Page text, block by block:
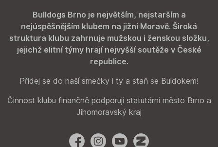
Bulldogs Brno je největším, nejstarším a
nejúspěšnějším klubem na jižní Moravě. Široká
struktura klubu zahrnuje mužskou i ženskou složku,
jejichž elitní týmy hrají nejvyšší soutěže v České
republice.
Přidej se do naší smečky i ty a staň se Buldokem!
Činnost klubu finančně podporují statutární město Brno a
Jihomoravský kraj